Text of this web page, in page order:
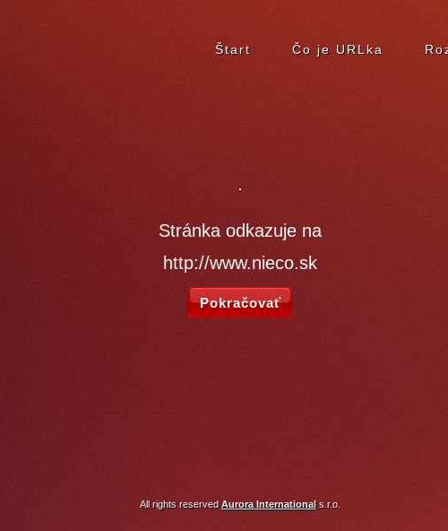
Štart Čo je URLka
Stránka odkazuje na
http://www.nieco.sk
All rights reservedAurora Internationals.r.o.